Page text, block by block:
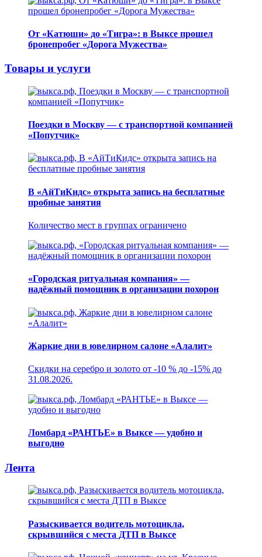
От «Катюши» до «Тигра»: в Выксе прошел
бронепробег «Дорога Мужества»
Товары и услуги
Поездки в Москву — с транспортной компанией
«Попутчик»
В «АйТиКидс» открыта запись на бесплатные
пробные занятия
Количество мест в группах ограничено
«Городская ритуальная компания» —
надёжный помощник в организации похорон
Жаркие дни в ювелирном салоне «Алалит»
Скидки на серебро и золото от -10 % до -15% до
31.08.2026.
Ломбард «РАНТЬЕ» в Выксе — удобно и
выгодно
Лента
Разыскивается водитель мотоцикла,
скрывшийся с места ДТП в Выксе